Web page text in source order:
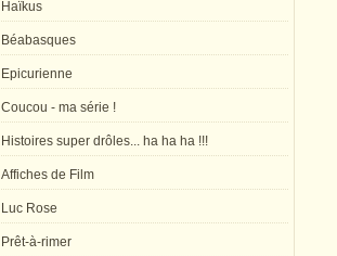
Haïkus
Béabasques
Epicurienne
Coucou - ma série !
Histoires super drôles... ha ha ha !!!
Affiches de Film
Luc Rose
Prêt-à-rimer